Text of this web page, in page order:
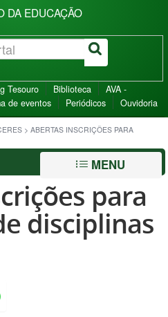
DA EDUCAÇÃO
Tesouro Biblioteca
AVA -
de eventos Periódicos Ouvidoria
> ABERTAS INSCRIÇÕES PARA
MENU
para
disciplinas